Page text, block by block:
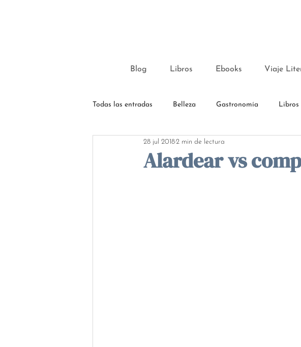
Blog Libros Ebooks Viaje
Todas las entradas Belleza Gastronomía Libros
Alardear vs
28 jul 20182 min de lectura